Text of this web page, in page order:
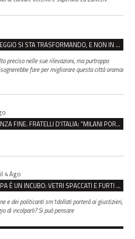
IL CENTRO STORICO DI REGGIO SI STA TRASFORMANDO, E NON IN MEGLIO
preciso nelle sue rilevazioni, ma purtroppo
fare per migliorare questa città oramai
HELLWATT, SCONTRO SENZA FINE. FRATELLI D’ITALIA: “MILANI PORTA DOCUMENTI, DE FRANCO INSULTI”
il 4 Ago
REGGIO, PIAZZALE EUROPA È UN INCUBO: VETRI SPACCATI E FURTI SULLE AUTO IN SOSTA
e dei politicanti sm1dollati porterà ai giustizieri,
di incolparli? Si può pensare